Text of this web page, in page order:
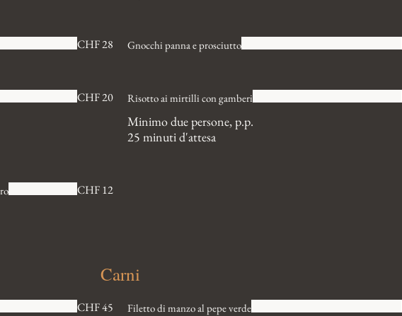
CHF 28 Gnocchi panna e prosciutto
CHF 20 Risotto ai mirtilli con gamberi
Minimo due persone, p.p.
25 minuti d'attesa
CHF 12
Carni
CHF 45 Filetto di manzo al pepe verde